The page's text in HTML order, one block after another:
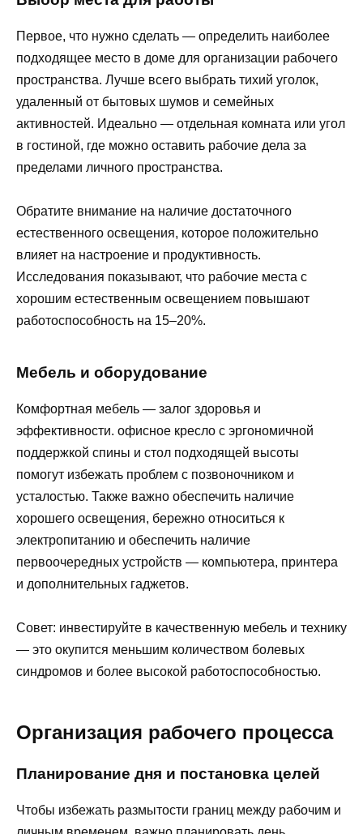
Первое, что нужно сделать — определить наиболее
подходящее место в доме для организации рабочего
пространства. Лучше всего выбрать тихий уголок,
удаленный от бытовых шумов и семейных
активностей. Идеально — отдельная комната или угол
в гостиной, где можно оставить рабочие дела за
пределами личного пространства.
Обратите внимание на наличие достаточного
естественного освещения, которое положительно
влияет на настроение и продуктивность.
Исследования показывают, что рабочие места с
хорошим естественным освещением повышают
работоспособность на 15–20%.
Мебель и оборудование
Комфортная мебель — залог здоровья и
эффективности. офисное кресло с эргономичной
поддержкой спины и стол подходящей высоты
помогут избежать проблем с позвоночником и
усталостью. Также важно обеспечить наличие
хорошего освещения, бережно относиться к
электропитанию и обеспечить наличие
первоочередных устройств — компьютера, принтера
и дополнительных гаджетов.
Совет: инвестируйте в качественную мебель и технику
— это окупится меньшим количеством болевых
синдромов и более высокой работоспособностью.
Организация рабочего процесса
Планирование дня и постановка целей
Чтобы избежать размытости границ между рабочим и